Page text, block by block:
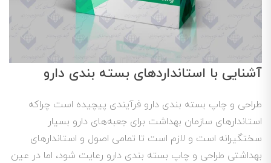
آشنایی با استانداردهای بسته بندی دارو
طراحی و چاپ بسته بندی دارو فرآیندی پیچیده است چراکه
استاندارهای سازمان بهداشت برای جعبه‌های دارو بسیار
سختگیرانه است و لازم است تا تمامی اصول و استاندارهای
بهداشتی طراحی و چاپ بسته بندی دارو رعایت شود، اما در عین